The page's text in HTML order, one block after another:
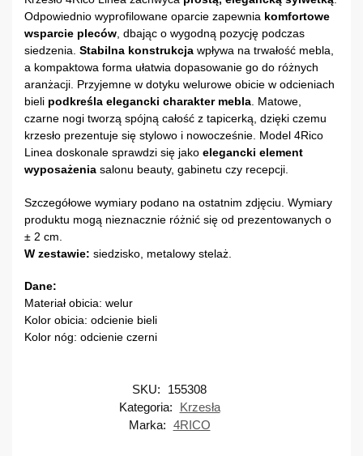
Odpowiednio wyprofilowane oparcie zapewnia komfortowe
wsparcie pleców , dbając o wygodną pozycję podczas
siedzenia. Stabilna konstrukcja wpływa na trwałość mebla,
a kompaktowa forma ułatwia dopasowanie go do różnych
aranżacji. Przyjemne w dotyku welurowe obicie w odcieniach
bieli podkreśla elegancki charakter mebla . Matowe,
czarne nogi tworzą spójną całość z tapicerką, dzięki czemu
krzesło prezentuje się stylowo i nowocześnie. Model 4Rico
Linea doskonale sprawdzi się jako elegancki element
wyposażenia salonu beauty, gabinetu czy recepcji.
Szczegółowe wymiary podano na ostatnim zdjęciu. Wymiary
produktu mogą nieznacznie różnić się od prezentowanych o
± 2 cm.
W zestawie: siedzisko, metalowy stelaż.
Dane:
Materiał obicia: welur
Kolor obicia: odcienie bieli
Kolor nóg: odcienie czerni
SKU:
155308
Kategoria:
Krzesła
Marka: 4RICO